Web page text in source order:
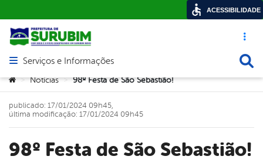
Acesso
Abrir menu principal de navegação
Serviços e Informações
Você está aqui:
> Notícias > 98º Festa de São Sebastião!
98º Festa de São Sebastião!
publicado: 17/01/2024 09h45,
última modificação: 17/01/2024 09h45
ACESSIBILIDADE